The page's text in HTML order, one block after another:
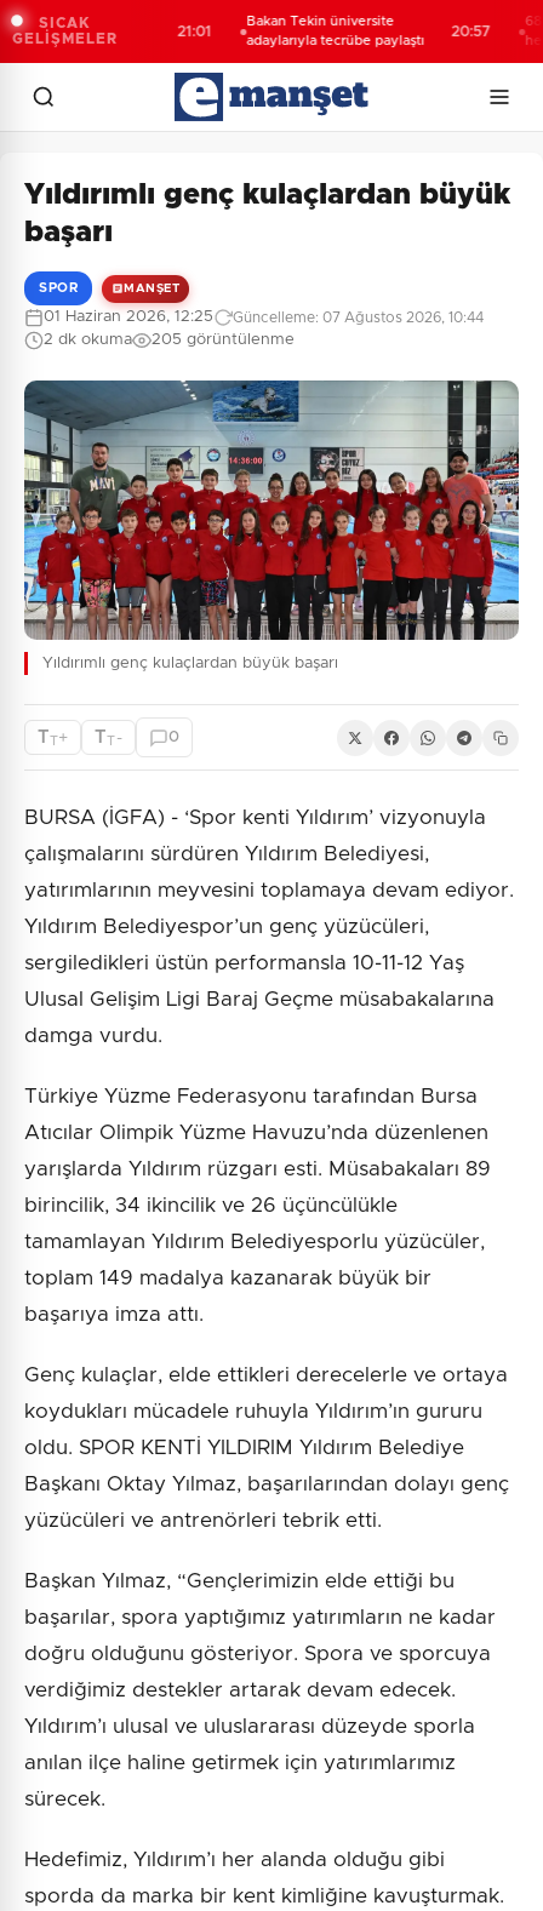
SICAK
GELİŞMELER
öğrencilerden
Bakan Tekin üniversite
adaylarıyla tecrübe paylaştı
20:57
688
Yıldırımlı genç kulaçlardan büyük
başarı
SPOR MANŞET
01 Haziran 2026, 12:25 Güncelleme: 07 Ağustos 2026, 10:44
2 dk okuma 205 görüntülenme
Yıldırımlı genç kulaçlardan büyük başarı
TT+ TT - 0
BURSA (İGFA) - ‘Spor kenti Yıldırım’ vizyonuyla
çalışmalarını sürdüren Yıldırım Belediyesi,
yatırımlarının meyvesini toplamaya devam ediyor.
Yıldırım Belediyespor’un genç yüzücüleri,
sergiledikleri üstün performansla 10-11-12 Yaş
Ulusal Gelişim Ligi Baraj Geçme müsabakalarına
damga vurdu.
Türkiye Yüzme Federasyonu tarafından Bursa
Atıcılar Olimpik Yüzme Havuzu’nda düzenlenen
yarışlarda Yıldırım rüzgarı esti. Müsabakaları 89
birincilik, 34 ikincilik ve 26 üçüncülükle
tamamlayan Yıldırım Belediyesporlu yüzücüler,
toplam 149 madalya kazanarak büyük bir
başarıya imza attı.
Genç kulaçlar, elde ettikleri derecelerle ve ortaya
koydukları mücadele ruhuyla Yıldırım’ın gururu
oldu. SPOR KENTİ YILDIRIM Yıldırım Belediye
Başkanı Oktay Yılmaz, başarılarından dolayı genç
yüzücüleri ve antrenörleri tebrik etti.
Başkan Yılmaz, “Gençlerimizin elde ettiği bu
başarılar, spora yaptığımız yatırımların ne kadar
doğru olduğunu gösteriyor. Spora ve sporcuya
verdiğimiz destekler artarak devam edecek.
Yıldırım’ı ulusal ve uluslararası düzeyde sporla
anılan ilçe haline getirmek için yatırımlarımız
sürecek.
Hedefimiz, Yıldırım’ı her alanda olduğu gibi
sporda da marka bir kent kimliğine kavuşturmak.